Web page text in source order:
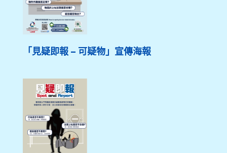
「見疑即報 – 可疑物」宣傳海報